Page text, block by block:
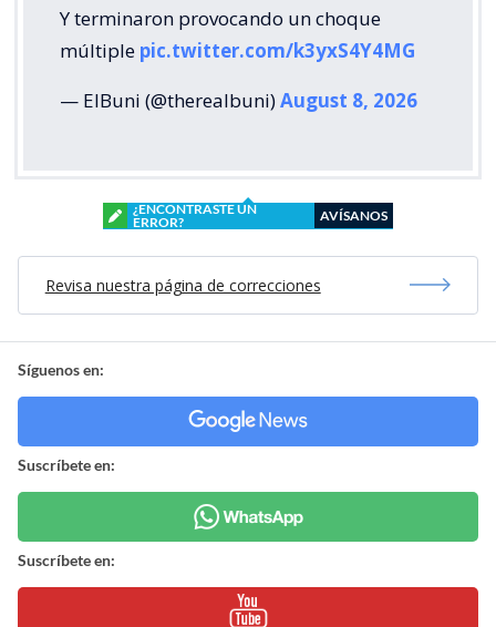
Y terminaron provocando un choque
múltiple pic.twitter.com/k3yxS4Y4MG
— ElBuni (@therealbuni)August 8, 2026
¿ENCONTRASTE UN
ERROR?
AVÍSANOS
Revisa nuestra página de correcciones
Síguenos en:
Suscríbete en:
Suscríbete en: